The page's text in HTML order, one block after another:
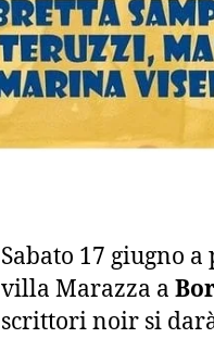
Sabato 17 giugno
villa Marazza a
scrittori noir si